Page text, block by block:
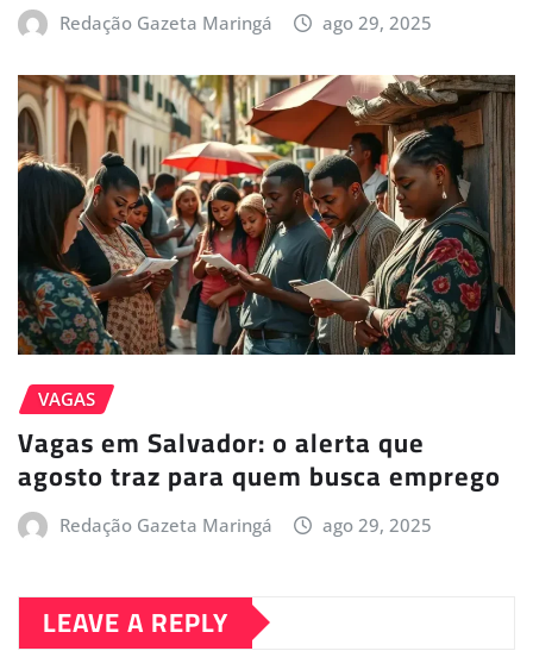
Redação Gazeta Maringá ago 29, 2025
VAGAS
Vagas em Salvador: o alerta que
agosto traz para quem busca emprego
Redação Gazeta Maringá ago 29, 2025
LEAVE A REPLY